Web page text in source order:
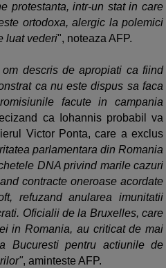
protestanta, intr-un stat in care
ortodoxa, alergic la polemici
luat vederi", noteaza AFP.
descris de apropiati ca fiind
ca nu este dispus sa faca
facute in campania
ca Iohannis probabil va
Victor Ponta, care a exclus
parlamentara din Romania
DNA privind marile cazuri
contracte oneroase acordate
refuzand anularea imunitatii
Oficialii de la Bruxelles, care
in Romania, au criticat de mai
Bucuresti pentru actiunile de
, aminteste AFP.